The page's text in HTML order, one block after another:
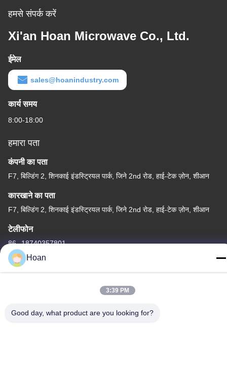
हमसे संपर्क करें
Xi'an Hoan Microwave Co., Ltd.
ईमेल
sales@hoanindustry.com
कार्य समय
8:00-18:00
हमारा पता
कंपनी का पता
F7, बिल्डिंग 2, शिनकाई इंडस्ट्रियल पार्क, जिने 2nd रोड, हाई-टेक ज़ोन, शीआन
कारखाने का पता
F7, बिल्डिंग 2, शिनकाई इंडस्ट्रियल पार्क, जिने 2nd रोड, हाई-टेक ज़ोन, शीआन
टेलीफोन
86--18740357801
Xi'an Hoan Microwave Co., Ltd. . सर्वाधिकार सुरक्षित।
Hoan
3:39 PM
Good day, what product are you looking for?